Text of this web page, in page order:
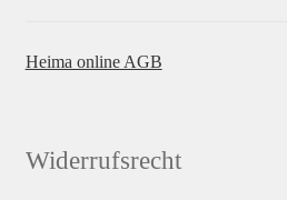
Heima online AGB
Widerrufsrecht